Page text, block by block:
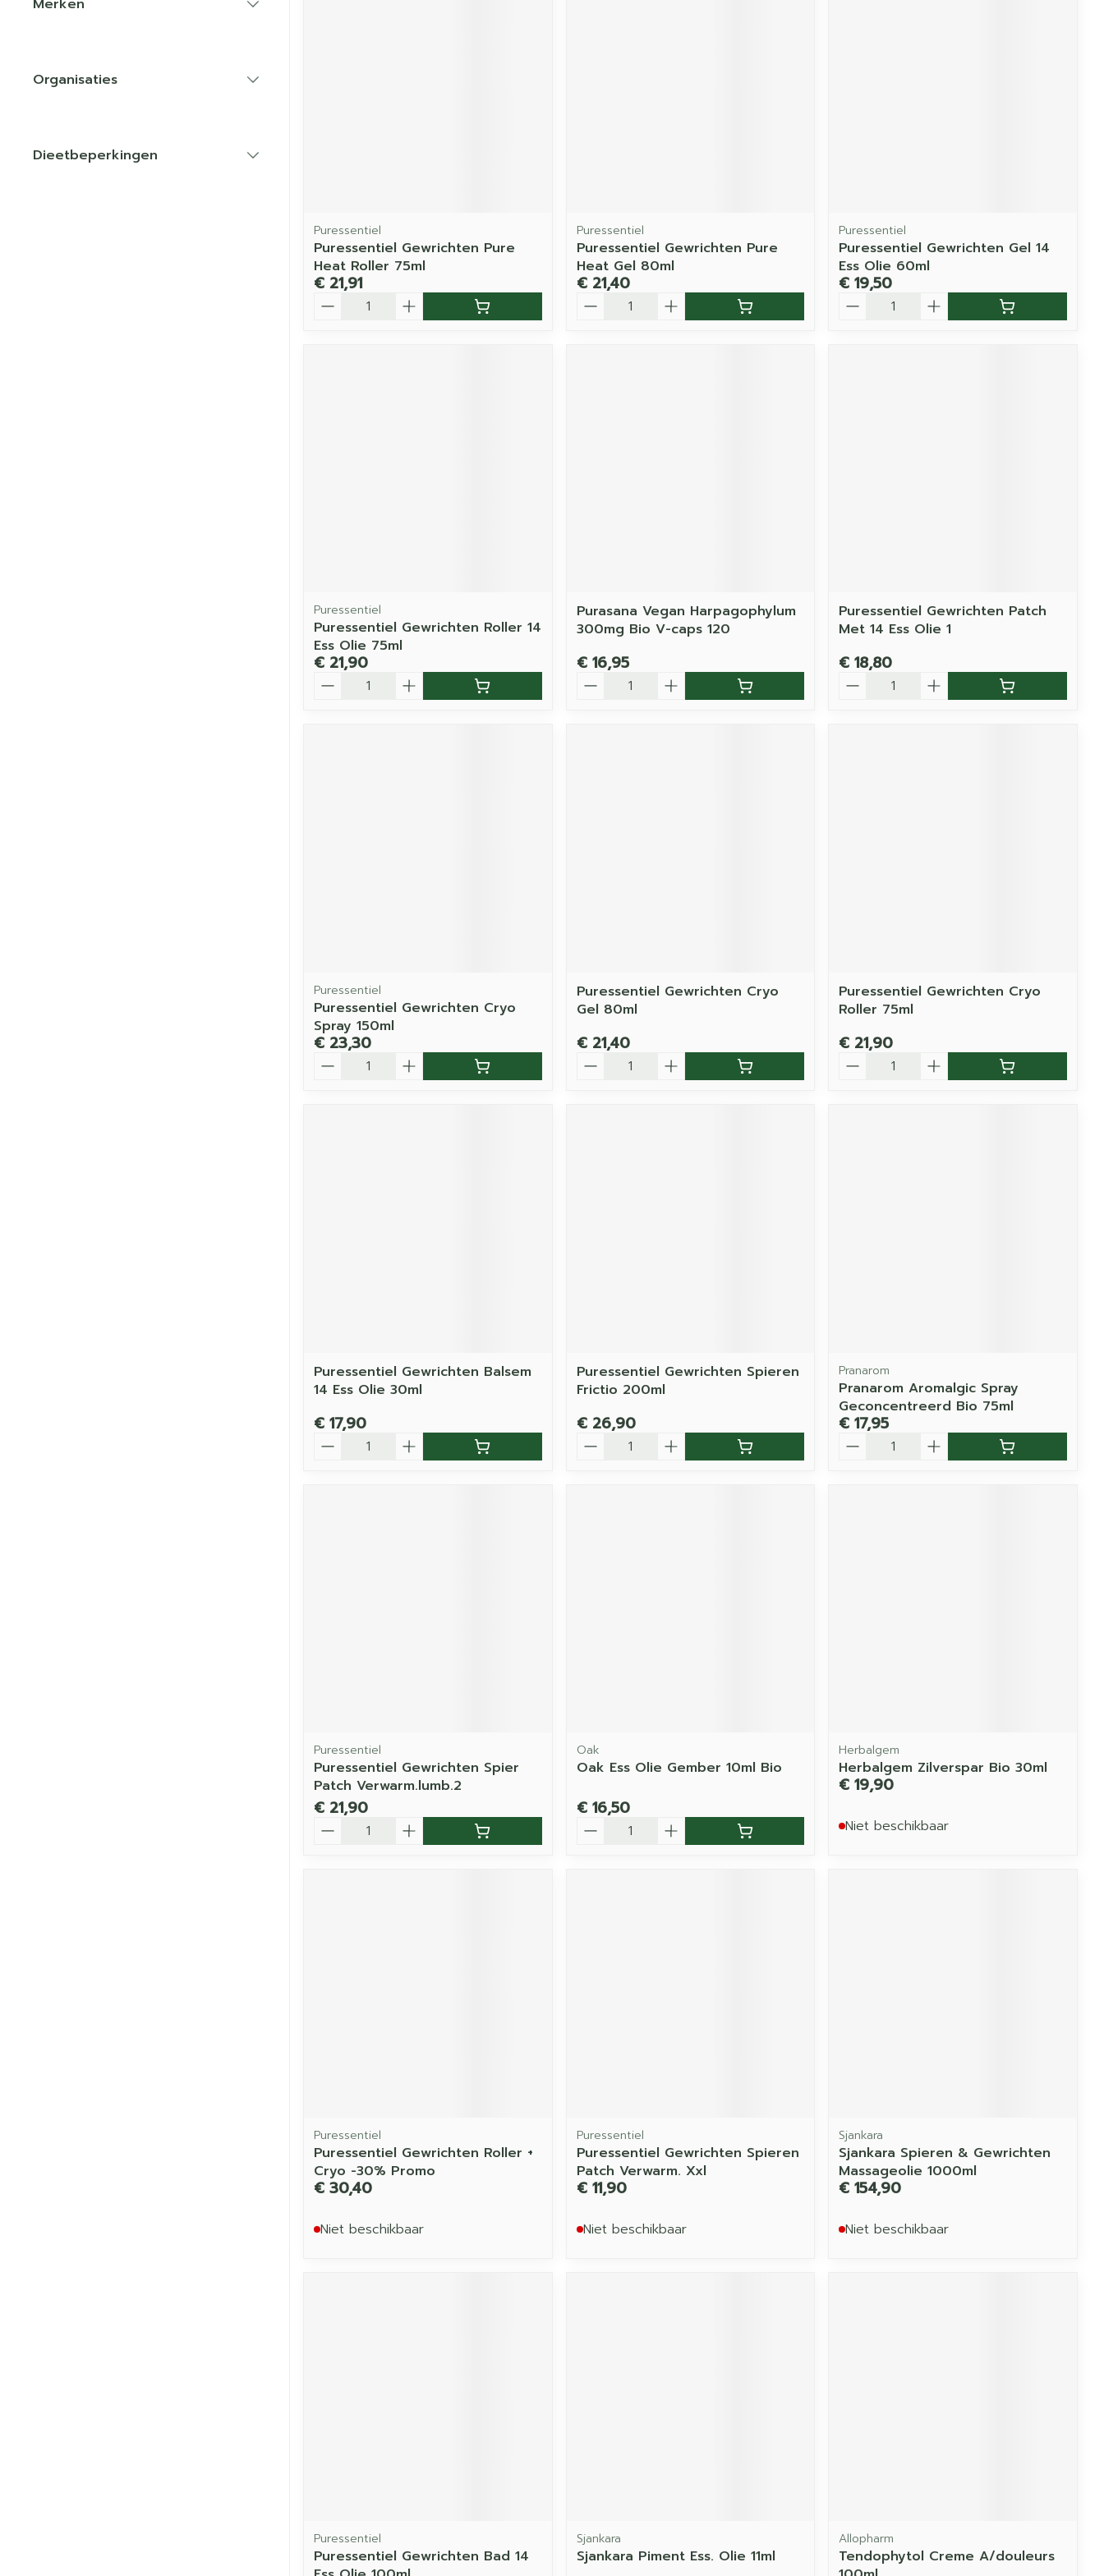
Merken
Organisaties
Dieetbeperkingen
Puressentiel
Puressentiel Gewrichten Pure
Heat Roller 75ml
€ 21,91
Puressentiel
Puressentiel Gewrichten Pure
Heat Gel 80ml
€ 21,40
Puressentiel
Puressentiel Gewrichten Gel 14
Ess Olie 60ml
€ 19,50
Puressentiel
Puressentiel Gewrichten Roller 14
Ess Olie 75ml
€ 21,90
Purasana Vegan Harpagophylum
300mg Bio V-caps 120
€ 16,95
Puressentiel Gewrichten Patch
Met 14 Ess Olie 1
€ 18,80
Puressentiel
Puressentiel Gewrichten Cryo
Spray 150ml
€ 23,30
Puressentiel Gewrichten Cryo
Gel 80ml
€ 21,40
Puressentiel Gewrichten Cryo
Roller 75ml
€ 21,90
Puressentiel Gewrichten Balsem
14 Ess Olie 30ml
€ 17,90
Puressentiel Gewrichten Spieren
Frictio 200ml
€ 26,90
Pranarom
Pranarom Aromalgic Spray
Geconcentreerd Bio 75ml
€ 17,95
Puressentiel
Puressentiel Gewrichten Spier
Patch Verwarm.lumb.2
€ 21,90
Oak
Oak Ess Olie Gember 10ml Bio
€ 16,50
Herbalgem
Herbalgem Zilverspar Bio 30ml
€ 19,90
Niet beschikbaar
Puressentiel
Puressentiel Gewrichten Roller +
Cryo -30% Promo
€ 30,40
Niet beschikbaar
Puressentiel
Puressentiel Gewrichten Spieren
Patch Verwarm. Xxl
€ 11,90
Niet beschikbaar
Sjankara
Sjankara Spieren & Gewrichten
Massageolie 1000ml
€ 154,90
Niet beschikbaar
Puressentiel
Puressentiel Gewrichten Bad 14
Sjankara
Sjankara Piment Ess. Olie 11ml
Allopharm
Tendophytol Creme A/douleurs